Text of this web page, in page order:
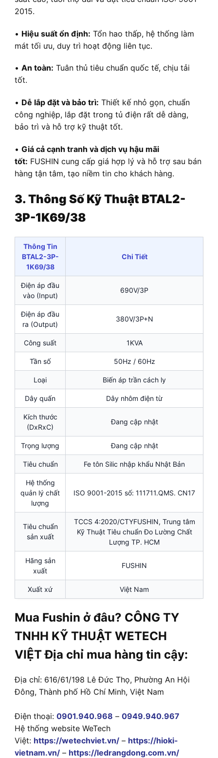
2015.
• Hiệu suất ổn định: Tổn hao thấp, hệ thống làm
mát tối ưu, duy trì hoạt động liên tục.
• An toàn: Tuân thủ tiêu chuẩn quốc tế, chịu tải
tốt.
• Dễ lắp đặt và bảo trì: Thiết kế nhỏ gọn, chuẩn
công nghiệp, lắp đặt trong tủ điện rất dễ dàng,
bảo trì và hỗ trợ kỹ thuật tốt.
• Giá cả cạnh tranh và dịch vụ hậu mãi
tốt: FUSHIN cung cấp giá hợp lý và hỗ trợ sau bán
hàng tận tâm, tạo niềm tin cho khách hàng.
3. Thông Số Kỹ Thuật BTAL2-
3P-1K69/38
Thông Tin
BTAL2-3P-
1K69/38
Chi Tiết
Điện áp đầu
vào (Input)
690V/3P
Điện áp đầu
ra (Output)
380V/3P+N
Công suất 1KVA
Tần số 50Hz / 60Hz
Loại Biến áp trần cách ly
Dây quấn Dây nhôm điện từ
Kích thước
(DxRxC)
Đang cập nhật
Trọng lượng Đang cập nhật
Tiêu chuẩn Fe tôn Silic nhập khẩu Nhật Bản
Hệ thống
quản lý chất
lượng
ISO 9001-2015 số: 111711.QMS. CN17
Tiêu chuẩn
sản xuất
TCCS 4:2020/CTYFUSHIN, Trung tâm
Kỹ Thuật Tiêu chuẩn Đo Lường Chất
Lượng TP. HCM
Hãng sản
xuất
FUSHIN
Xuất xứ Việt Nam
Mua Fushin ở đâu? CÔNG TY
TNHH KỸ THUẬT WETECH
VIỆT Địa chỉ mua hàng tin cậy:
Địa chỉ: 616/61/198 Lê Đức Thọ, Phường An Hội
Đông, Thành phố Hồ Chí Minh, Việt Nam
Điện thoại: 0901.940.968 – 0949.940.967
Hệ thống website WeTech
Việt: https://wetechviet.vn/ – https://hioki-
vietnam.vn/ – https://ledrangdong.com.vn/